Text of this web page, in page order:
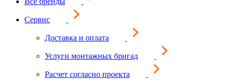
Сервис
Доставка и оплата
Услуги монтажных бригад
Расчет согласно проекта